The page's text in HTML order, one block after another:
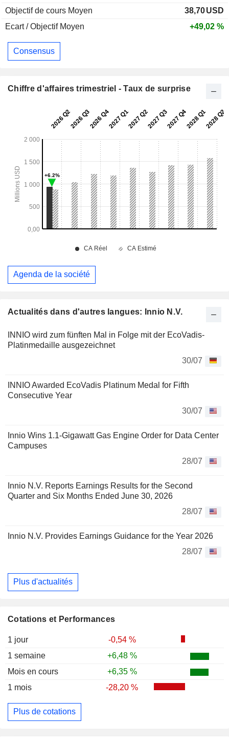
Actualités dans d'autres langues: Innio N.V.
INNIO wird zum fünften Mal in Folge mit der EcoVadis-
Platinmedaille ausgezeichnet
30/07
INNIO Awarded EcoVadis Platinum Medal for Fifth
Consecutive Year
30/07
Innio Wins 1.1-Gigawatt Gas Engine Order for Data Center
Campuses
28/07
Innio N.V. Reports Earnings Results for the Second
Quarter and Six Months Ended June 30, 2026
28/07
Innio N.V. Provides Earnings Guidance for the Year 2026
28/07
Plus d'actualités
Cotations et Performances
1 jour
-0,54 %
1 semaine
+6,48 %
Mois en cours
+6,35 %
1 mois
-28,20 %
Plus de cotations
Objectif de cours Moyen
38,70USD
Ecart / Objectif Moyen
+49,02 %
Consensus
Chiffre d'affaires trimestriel - Taux de surprise
Agenda de la société